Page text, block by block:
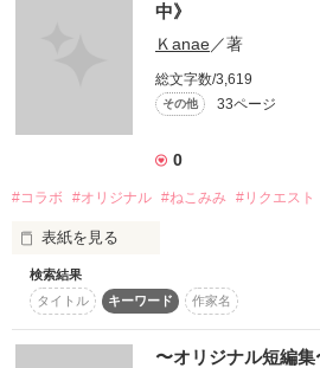
作品を読む
中》
Ｋanae／著
総文字数/3,619
その他 33ページ
0
#コラボ #オリジナル #ねこみみ #リクエスト
表紙を見る
コラボでもリクエストでもオリジナル
う！
検索結果
タイトル
キーワード 作家名
〜オリジナル短編集